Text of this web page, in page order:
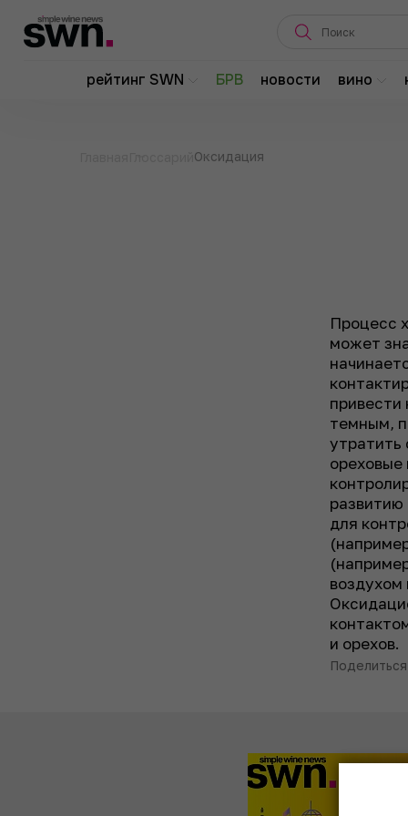
рейтинг SWN БРВ новости вино
Оксидация
Процесс
может
привести
темным,
утратить
для
воздухом
и орехов.